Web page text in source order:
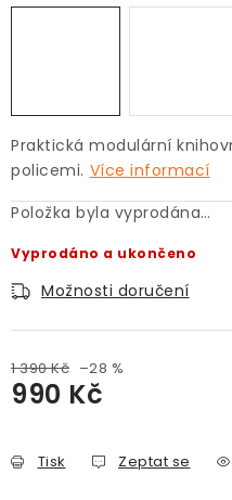
Praktická modulární
policemi. Více informací
Položka byla vyprodána…
Vyprodáno a ukončeno
Možnosti doručení
1 390 Kč –28 %
990 Kč
Tisk Zeptat se